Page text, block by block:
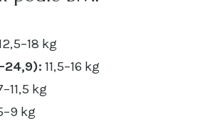
kg
11,5–16 kg
kg
kg